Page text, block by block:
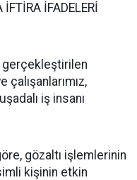
İFADELERİ
gerçekleştirilen
iş insanı
gözaltı işlemlerinin
kişinin etkin